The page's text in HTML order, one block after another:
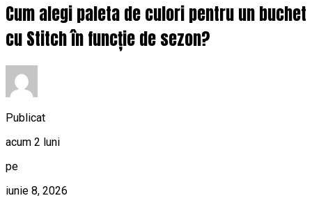
Cum alegi paleta de culori pentru un buchet
cu Stitch în funcție de sezon?
Publicat
acum 2 luni
pe
iunie 8, 2026